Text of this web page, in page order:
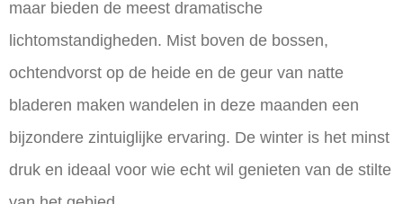
maar bieden de meest dramatische
lichtomstandigheden. Mist boven de bossen,
ochtendvorst op de heide en de geur van natte
bladeren maken wandelen in deze maanden een
bijzondere zintuiglijke ervaring. De winter is het minst
druk en ideaal voor wie echt wil genieten van de stilte